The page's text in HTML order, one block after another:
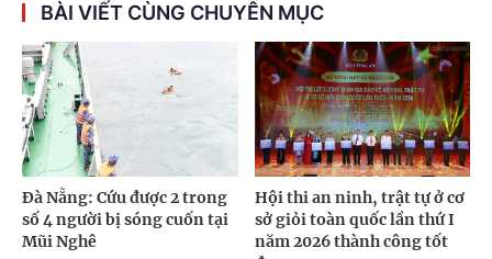
BÀI VIẾT CÙNG CHUYÊN MỤC
Đà Nẵng: Cứu được 2 trong
số 4 người bị sóng cuốn tại
Mũi Nghê
Hội thi an ninh, trật tự ở cơ
sở giỏi toàn quốc lần thứ I
năm 2026 thành công tốt